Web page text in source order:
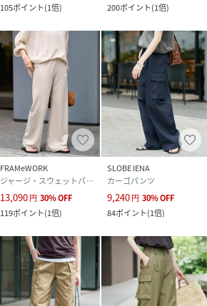
105ポイント(1倍)
200ポイント(1倍)
FRAMeWORK
ジャージ・スウェットパンツ
13,090円 30%OFF
119ポイント(1倍)
SLOBE IENA
カーゴパンツ
9,240円 30%OFF
84ポイント(1倍)